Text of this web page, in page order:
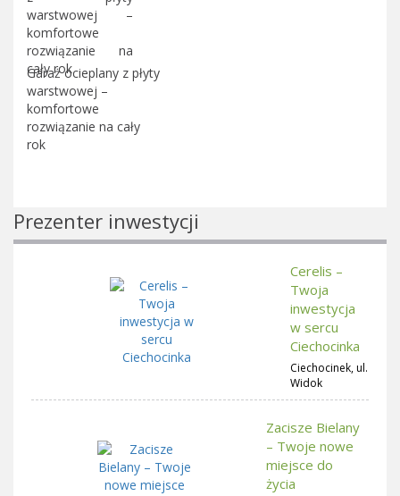
Garaż ocieplany z płyty
warstwowej –
komfortowe
rozwiązanie na cały
rok
Prezenter inwestycji
Cerelis –
Twoja
inwestycja
w sercu
Ciechocinka
Ciechocinek, ul.
Widok
Zacisze Bielany
– Twoje nowe
miejsce do
życia